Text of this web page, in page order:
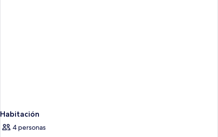
Habitación
4 personas